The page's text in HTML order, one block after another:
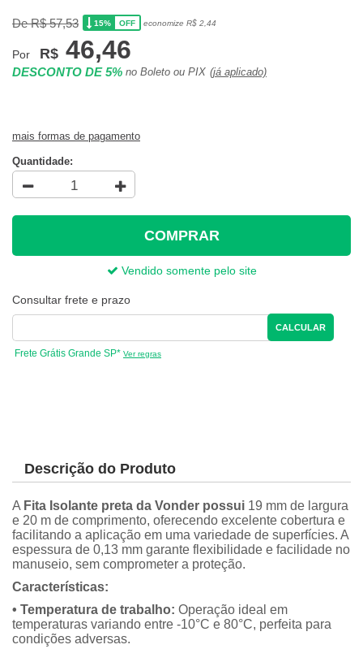
De R$ 57,53 15% OFF economize R$ 2,44
Por R$ 46,46
DESCONTO DE 5% no Boleto ou PIX (já aplicado)
mais formas de pagamento
Quantidade:
COMPRAR
Vendido somente pelo site
Consultar frete e prazo
CALCULAR
Frete Grátis Grande SP* Ver regras
Descrição do Produto
A Fita Isolante preta da Vonder possui 19 mm de largura
e 20 m de comprimento, oferecendo excelente cobertura e
facilitando a aplicação em uma variedade de superfícies. A
espessura de 0,13 mm garante flexibilidade e facilidade no
manuseio, sem comprometer a proteção.
Características:
• Temperatura de trabalho: Operação ideal em
temperaturas variando entre -10°C e 80°C, perfeita para
condições adversas.